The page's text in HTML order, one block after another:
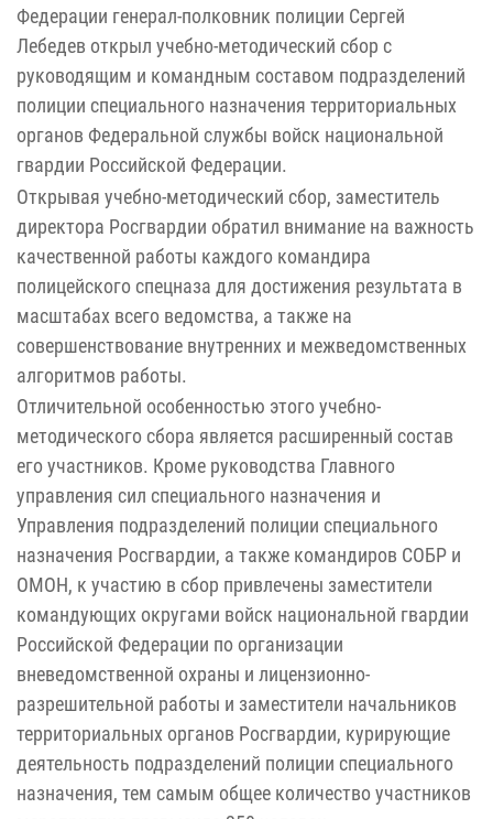
Федерации генерал-полковник полиции Сергей
Лебедев открыл учебно-методический сбор с
руководящим и командным составом подразделений
полиции специального назначения территориальных
органов Федеральной службы войск национальной
гвардии Российской Федерации.
Открывая учебно-методический сбор, заместитель
директора Росгвардии обратил внимание на важность
качественной работы каждого командира
полицейского спецназа для достижения результата в
масштабах всего ведомства, а также на
совершенствование внутренних и межведомственных
алгоритмов работы.
Отличительной особенностью этого учебно-
методического сбора является расширенный состав
его участников. Кроме руководства Главного
управления сил специального назначения и
Управления подразделений полиции специального
назначения Росгвардии, а также командиров СОБР и
ОМОН, к участию в сбор привлечены заместители
командующих округами войск национальной гвардии
Российской Федерации по организации
вневедомственной охраны и лицензионно-
разрешительной работы и заместители начальников
территориальных органов Росгвардии, курирующие
деятельность подразделений полиции специального
назначения, тем самым общее количество участников